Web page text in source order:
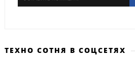
ТЕХНО СОТНЯ В СОЦСЕТЯХ